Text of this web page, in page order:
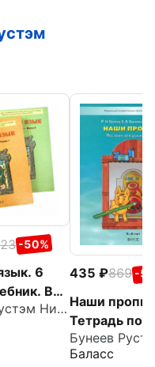
-50%
6
В
ФГОС Бунеев Рустэм Николаевич
435 869 -
Наши
Тетрадь по
речевому
для детей
Баласс